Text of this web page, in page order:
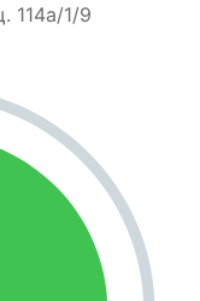
114а/1/9